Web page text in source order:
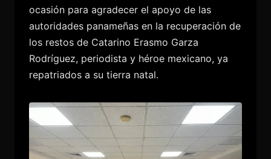
ocasión para agradecer el apoyo de las
autoridades panameñas en la recuperación de
los restos de Catarino Erasmo Garza
Rodríguez, periodista y héroe mexicano, ya
repatriados a su tierra natal.